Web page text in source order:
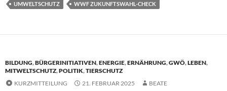
UMWELTSCHUTZ
WWF ZUKUNFTSWAHL-CHECK
BILDUNG,BÜRGERINITIATIVEN,ENERGIE,ERNÄHRUNG,GWÖ,LEBEN,
MITWELTSCHUTZ,POLITIK,TIERSCHUTZ
KURZMITTEILUNG
21. FEBRUAR 2025 BEATE